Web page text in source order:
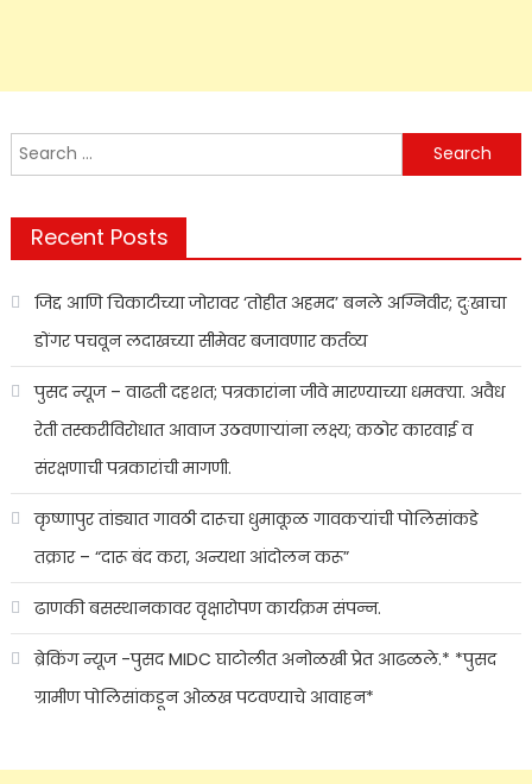
Search
for:
Recent Posts
जिद्द आणि चिकाटीच्या जोरावर ‘तोहीत अहमद’ बनले अग्निवीर; दुःखाचा
डोंगर पचवून लदाखच्या सीमेवर बजावणार कर्तव्य
पुसद न्यूज – वाढती दहशत; पत्रकारांना जीवे मारण्याच्या धमक्या. अवैध
रेती तस्करीविरोधात आवाज उठवणाऱ्यांना लक्ष्य; कठोर कारवाई व
संरक्षणाची पत्रकारांची मागणी.
कृष्णापुर तांड्यात गावठी दारूचा धुमाकूळ गावकऱ्यांची पोलिसांकडे
तक्रार – “दारू बंद करा, अन्यथा आंदोलन करू”
ढाणकी बसस्थानकावर वृक्षारोपण कार्यक्रम संपन्न.
ब्रेकिंग न्यूज -पुसद MIDC घाटोलीत अनोळखी प्रेत आढळले.* *पुसद
ग्रामीण पोलिसांकडून ओळख पटवण्याचे आवाहन*